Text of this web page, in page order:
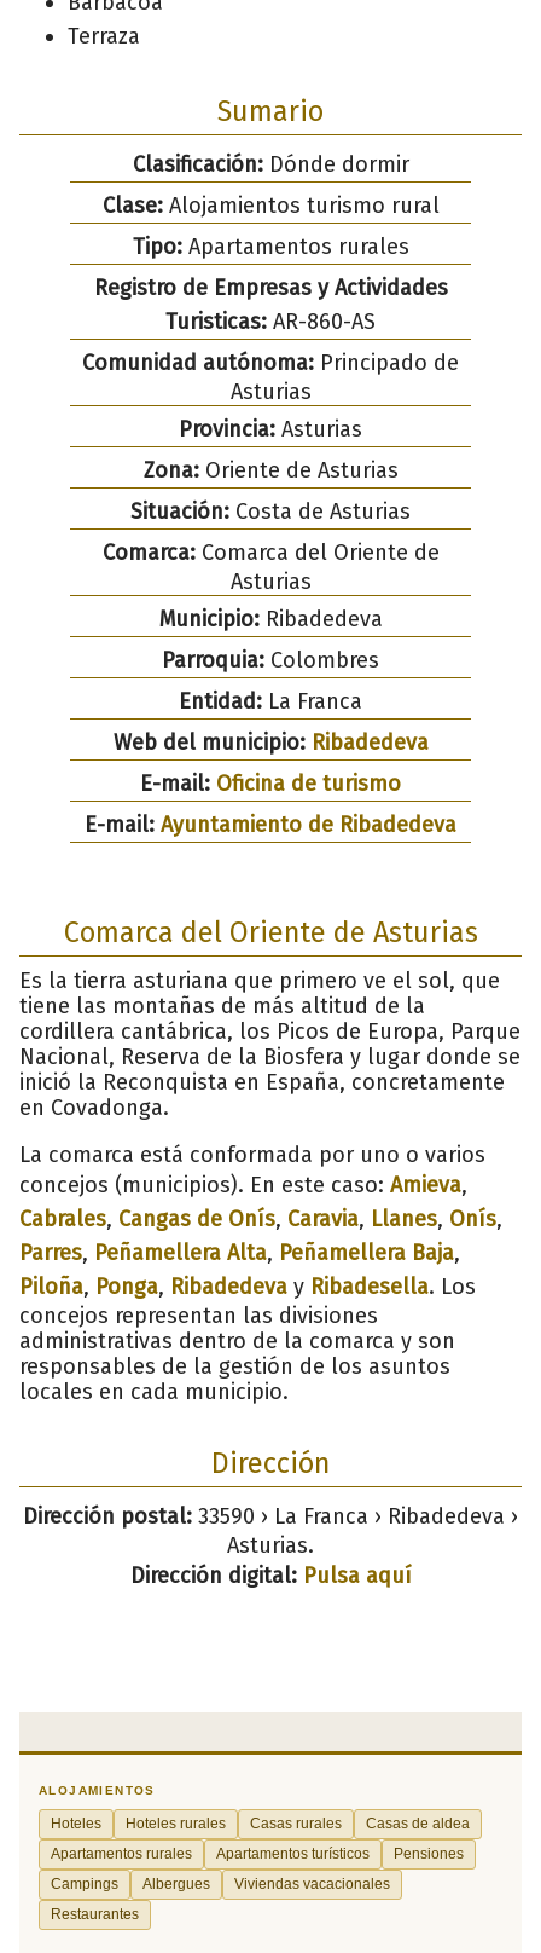
Terraza
Sumario
Clasificación:Dónde dormir
Clase:Alojamientos turismo rural
Tipo:Apartamentos rurales
Registro de Empresas y Actividades
Turisticas: AR-860-AS
Comunidad autónoma: Principado de
Asturias
Provincia: Asturias
Zona:Oriente de Asturias
Situación: Costa de Asturias
Comarca:Comarca del Oriente de
Asturias
Municipio:Ribadedeva
Parroquia: Colombres
Entidad: La Franca
Web del municipio: Ribadedeva
E-mail: Oficina de turismo
E-mail: Ayuntamiento de Ribadedeva
Comarca del Oriente de Asturias
Es la tierra asturiana que primero ve el sol, que
tiene las montañas de más altitud de la
cordillera cantábrica, los Picos de Europa, Parque
Nacional, Reserva de la Biosfera y lugar donde se
inició la Reconquista en España, concretamente
en Covadonga.
La comarca está conformada por uno o varios
concejos (municipios). En este caso: Amieva,
Cabrales, Cangas de Onís, Caravia, Llanes, Onís,
Parres, Peñamellera Alta, Peñamellera Baja,
Piloña, Ponga, Ribadedeva y Ribadesella. Los
concejos representan las divisiones
administrativas dentro de la comarca y son
responsables de la gestión de los asuntos
locales en cada municipio.
Dirección
Dirección postal: 33590 › La Franca › Ribadedeva ›
Asturias.
Dirección digital: Pulsa aquí